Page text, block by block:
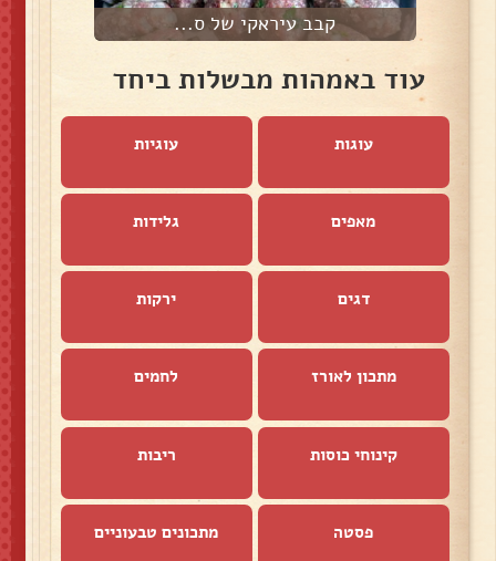
קבב עיראקי של ס...
עוד באמהות מבשלות ביחד
עוגות עוגיות
מאפים גלידות
דגים ירקות
מתכון לאורז לחמים
קינוחי כוסות ריבות
פסטה מתכונים טבעוניים